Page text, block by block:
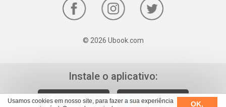
Usamos cookies em nosso site, para fazer a sua experiência
OK,
© 2026 Ubook.com
Instale o aplicativo: